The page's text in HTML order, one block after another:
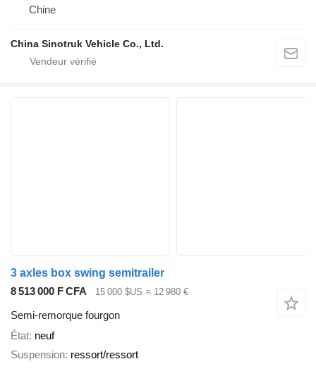
Chine
China Sinotruk Vehicle Co., Ltd.
3 axles box swing semitrailer
8 513 000 F CFA
15 000 $US ≈ 12 980 €
Semi-remorque fourgon
État neuf
Suspension ressort/ressort